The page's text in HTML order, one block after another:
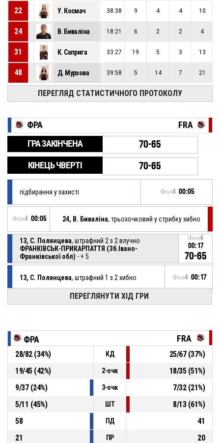
22 У. Космач 38:38 9 4 4 10
24 В. Биваліна 18:21 6 2 2 4
31 К. Саприга 33:27 19 5 3 13
48 Д. Мурзова 39:58 5 14 7 21
ПЕРЕГЛЯД СТАТИСТИЧНОГО ПРОТОКОЛУ
ФРА FRA
ГРА ЗАКІНЧЕНА 70-65
КІНЕЦЬ ЧВЕРТІ 70-65
підбирання у захисті Фол4 00:05
Фол4 00:05 24, В. Биваліна, трьохочковий у стрибку хибно
13, С. Полянцева, штрафний 2 з 2 влучно
ФРАНКІВСЬК-ПРИКАРПАТТЯ (Зб.Івано-
Франківської обл) - + 5
Фол4
00:17
70-65
13, С. Полянцева, штрафний 1 з 2 хибно Фол4 00:17
13, С. Полянцева, отримав фол на собі Фол4 00:17
Фол4 00:17 24, В. Биваліна, отримав персональний фол
Фол4 00:20 84, Д. Мурзова , залишив майданчик
Фол4 00:20 24, В. Биваліна , вийшов на майданчик
ПЕРЕГЛЯНУТИ ХІД ГРИ
ФРА FRA
28/82(34%) КД 25/67(37%)
19/45(42%) 2-очк 18/35(51%)
9/37(24%) 3-очк 7/32(21%)
5/11 (45%) ШТ 8/13(61%)
58
ПД
41
21
ПР
20